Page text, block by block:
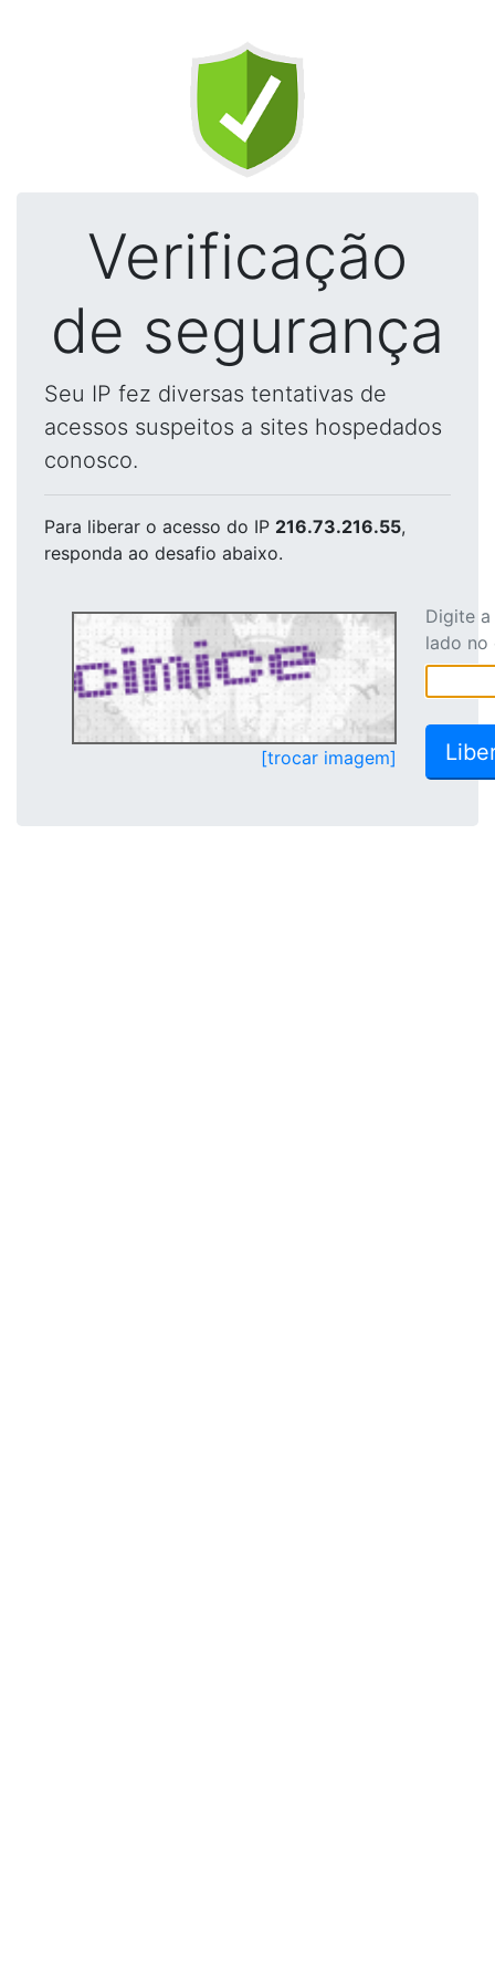
Verificação
de segurança
Seu IP fez diversas tentativas de
acessos suspeitos a sites hospedados
conosco.
Para liberar o acesso do IP 216.73.216.55,
responda ao desafio abaixo.
[trocar imagem]
Digite
lado no